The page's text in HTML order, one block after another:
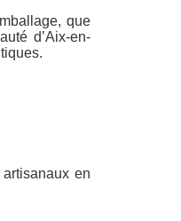
que
d’Aix-en-
en